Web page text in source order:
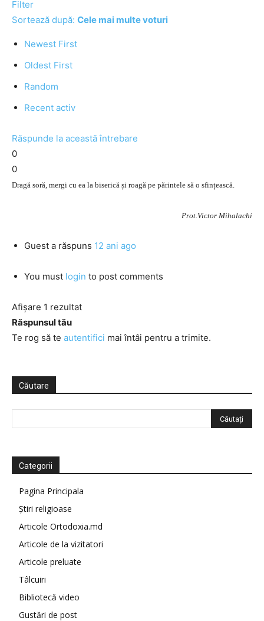
Filter
Sortează după: Cele mai multe voturi
Newest First
Oldest First
Random
Recent activ
Răspunde la această întrebare
0
0
Dragă soră, mergi cu ea la biserică și roagă pe părintele să o sfințească.
Prot.Victor Mihalachi
Guest a răspuns 12 ani ago
You must login to post comments
Afișare 1 rezultat
Răspunsul tău
Te rog să te autentifici mai întâi pentru a trimite.
Căutare
Categorii
Pagina Principala
Știri religioase
Articole Ortodoxia.md
Articole de la vizitatori
Articole preluate
Tâlcuiri
Bibliotecă video
Gustări de post